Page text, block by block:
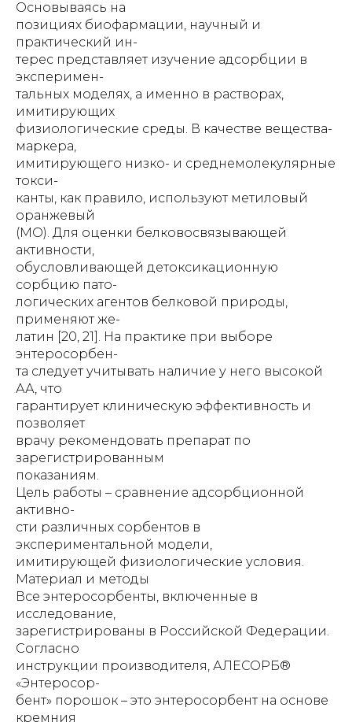
Основываясь на
позициях биофармации, научный и
практический ин-
терес представляет изучение адсорбции в
эксперимен-
тальных моделях, а именно в растворах,
имитирующих
физиологические среды. В качестве вещества-
маркера,
имитирующего низко- и среднемолекулярные
токси-
канты, как правило, используют метиловый
оранжевый
(МО). Для оценки белковосвязывающей
активности,
обусловливающей детоксикационную
сорбцию пато-
логических агентов белковой природы,
применяют же-
латин [20, 21]. На практике при выборе
энтеросорбен-
та следует учитывать наличие у него высокой
АА, что
гарантирует клиническую эффективность и
позволяет
врачу рекомендовать препарат по
зарегистрированным
показаниям.
Цель работы – сравнение адсорбционной
активно-
сти различных сорбентов в
экспериментальной модели,
имитирующей физиологические условия.
Материал и методы
Все энтеросорбенты, включенные в
исследование,
зарегистрированы в Российской Федерации.
Согласно
инструкции производителя, АЛЕСОРБ®
«Энтеросор-
бент» порошок – это энтеросорбент на основе
кремния